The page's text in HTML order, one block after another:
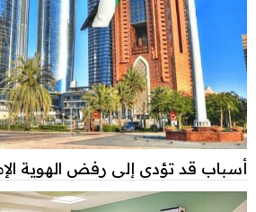
أسباب قد تؤدي إلى رفض الهوية